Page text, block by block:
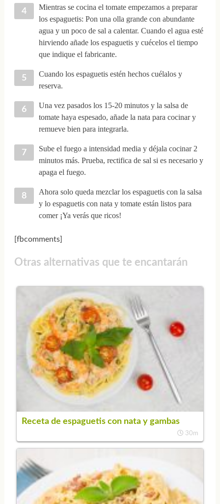
Mientras se cocina el tomate empezamos a preparar
los espaguetis: Pon una olla grande con abundante
agua y un poco de sal a calentar. Cuando el agua esté
hirviendo añade los espaguetis y cuécelos el tiempo
que indique el fabricante.
Cuando los espaguetis estén hechos cuélalos y
reserva.
Una vez pasados los 15-20 minutos y la salsa de
tomate haya espesado, añade la nata para cocinar y
remueve bien para integrarla.
Sube el fuego a intensidad media y déjala cocinar 2
minutos más. Prueba, rectifica de sal si es necesario y
apaga el fuego.
Ahora solo queda mezclar los espaguetis con la salsa
y lo espaguetis con nata y tomate están listos para
comer ¡Ya verás que ricos!
[fbcomments]
Otras alternativas que te encantarán
Receta de espaguetis con nata y gambas
30m